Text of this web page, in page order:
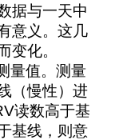
据与一天中
意义。这几
变化。
量值。测量
（慢性）进
读数高于基
基线，则意